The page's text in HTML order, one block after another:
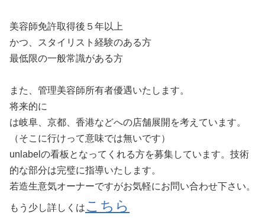
美容師免許取得後５年以上
かつ、スタイリスト経験のある方
最低限の一般常識がある方
また、管理美容師所有者優遇いたします。
将来的に
は岐阜、京都、香港などへの店舗展開を考えています。
（そこに行けって意味では無いです）
unlabelの看板となってくれる方を募集しています。技術
的な部分は完璧に指導いたします。
若造生意気オーナーですがお気軽にお問い合わせ下さい。
もう少し詳しくは こちら